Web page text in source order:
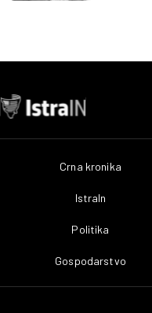
Crna kronika
IstraIn
Politika
Gospodarstvo